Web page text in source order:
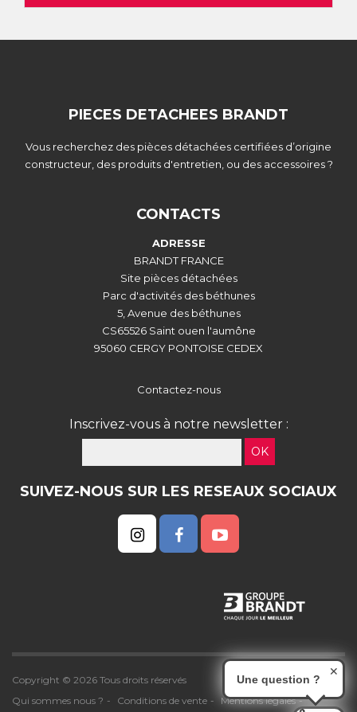
PIECES DETACHEES BRANDT
Vous recherchez des pièces détachées certifiées d’origine
constructeur, des produits d'entretien, ou des accessoires ?
CONTACTS
ADRESSE
BRANDT FRANCE
Site pièces détachées
Parc d'activités des béthunes
5, Avenue des béthunes
CS65526 Saint ouen l'aumône
95060 CERGY PONTOISE CEDEX
Contactez-nous
Inscrivez-vous à notre newsletter :
OK
SUIVEZ-NOUS SUR LES RESEAUX SOCIAUX
Copyright © 2026 Tous droits réservés
Qui sommes nous ?
Conditions de vente
Mentions légales
Une question ?
✕